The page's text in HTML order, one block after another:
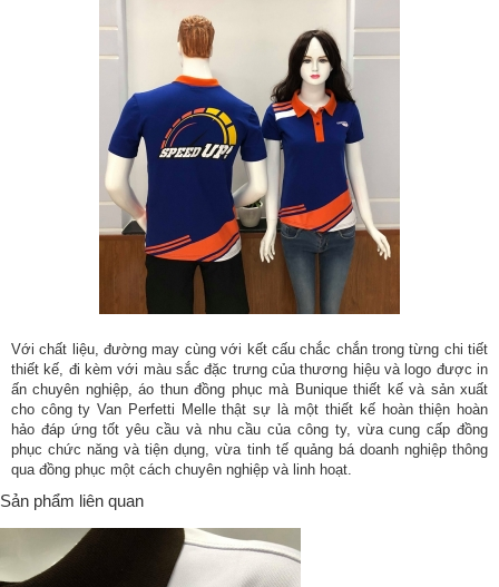
Với chất liệu, đường may cùng với kết cấu chắc chắn trong từng chi tiết
thiết kế, đi kèm với màu sắc đặc trưng của thương hiệu và logo được in
ấn chuyên nghiệp, áo thun đồng phục mà Bunique thiết kế và sản xuất
cho công ty Van Perfetti Melle thật sự là một thiết kế hoàn thiện hoàn
hảo đáp ứng tốt yêu cầu và nhu cầu của công ty, vừa cung cấp đồng
phục chức năng và tiện dụng, vừa tinh tế quảng bá doanh nghiệp thông
qua đồng phục một cách chuyên nghiệp và linh hoạt.
Sản phẩm liên quan